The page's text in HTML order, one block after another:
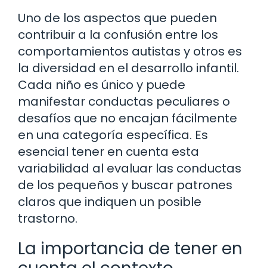
Uno de los aspectos que pueden
contribuir a la confusión entre los
comportamientos autistas y otros es
la diversidad en el desarrollo infantil.
Cada niño es único y puede
manifestar conductas peculiares o
desafíos que no encajan fácilmente
en una categoría específica. Es
esencial tener en cuenta esta
variabilidad al evaluar las conductas
de los pequeños y buscar patrones
claros que indiquen un posible
trastorno.
La importancia de tener en